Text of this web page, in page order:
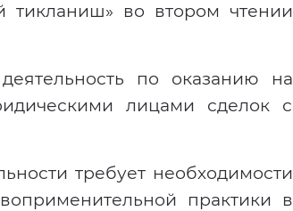
тикланиш» во втором чтении
по оказанию на
лицами сделок с
требует необходимости
практики в